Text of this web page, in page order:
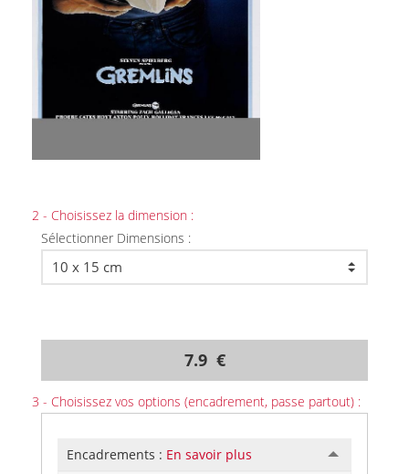
2 - Choisissez la dimension :
Sélectionner Dimensions :
7.9 €
3 - Choisissez vos options (encadrement, passe partout) :
Encadrements : En savoir plus